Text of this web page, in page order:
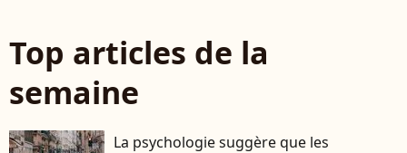
Top articles de la
semaine
La psychologie suggère que les